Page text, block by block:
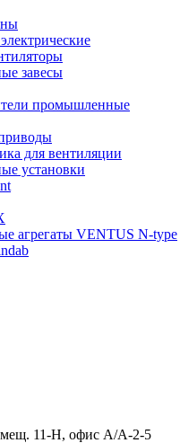
завесы
промышленные
для вентиляции
установки
агрегаты VENTUS N-type
11-Н, офис А/А-2-5